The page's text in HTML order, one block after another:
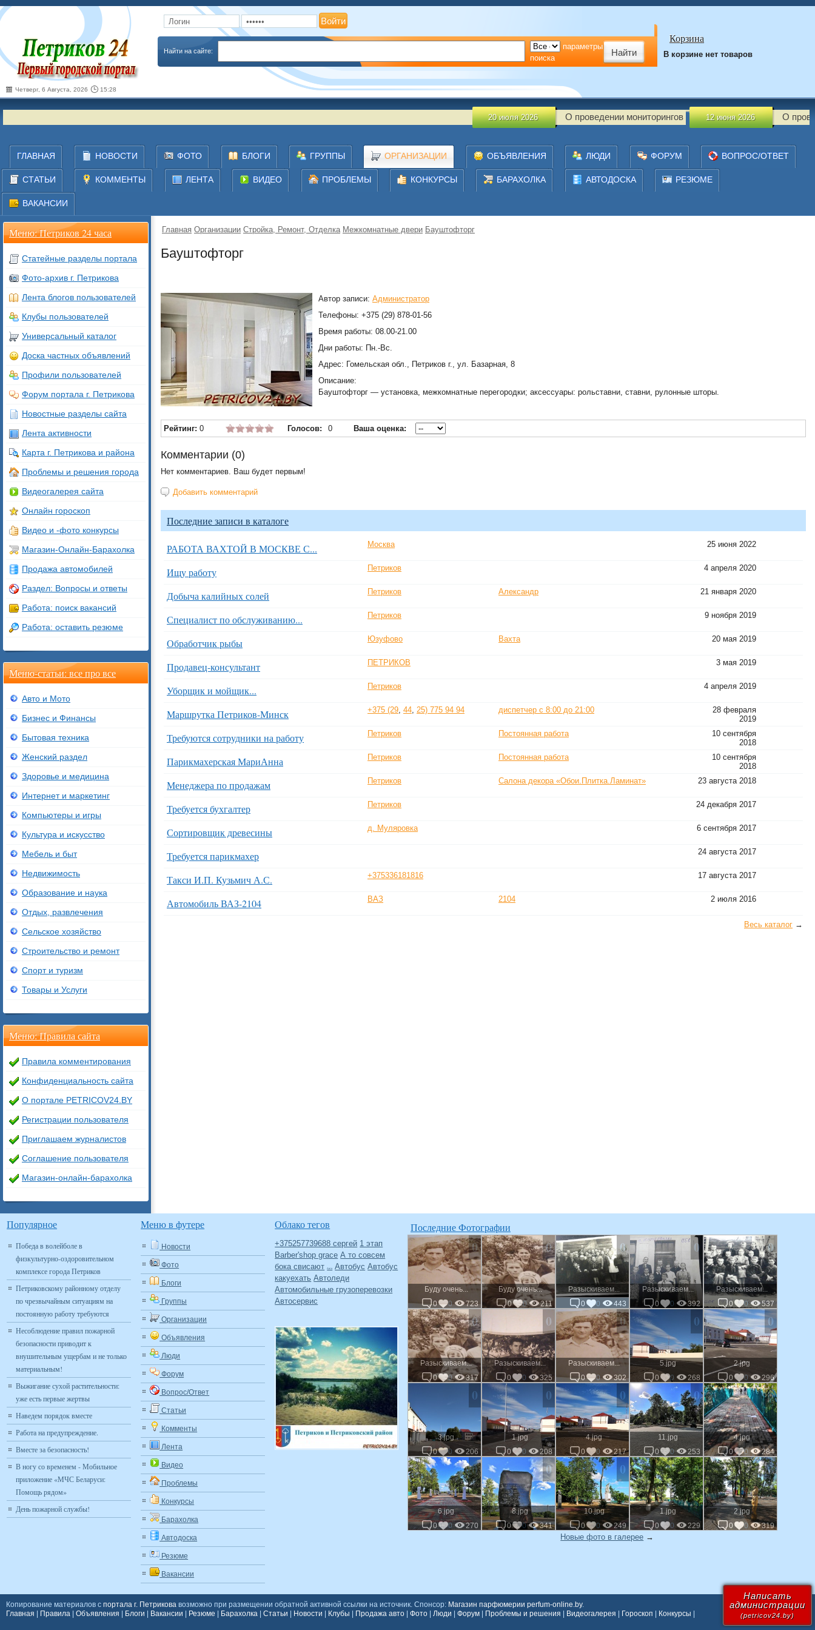
Запомнить Забыли пароль? Регистрация
Найти на сайте:
параметры
поиска
Написать
администрации
(petricov24.by)
Четверг, 6 Августа, 2026 15:28
Корзина
В корзине нет товаров
20 июля 2026 О проведении мониторингов 12 июня 2026 О проведении
ГЛАВНАЯ НОВОСТИ ФОТО БЛОГИ ГРУППЫ ОРГАНИЗАЦИИ ОБЪЯВЛЕНИЯ ЛЮДИ ФОРУМ ВОПРОС/ОТВЕТ
СТАТЬИ КОММЕНТЫ ЛЕНТА ВИДЕО ПРОБЛЕМЫ КОНКУРСЫ БАРАХОЛКА АВТОДОСКА РЕЗЮМЕ
ВАКАНСИИ
Главная Организации Стройка, Ремонт, Отделка Межкомнатные двери Бауштофторг
Бауштофторг
Автор записи: Администратор
Телефоны: +375 (29) 878-01-56
Время работы: 08.00-21.00
Дни работы: Пн.-Вс.
Адрес: Гомельская обл., Петриков г., ул. Базарная, 8
Описание:
Бауштофторг — установка, межкомнатные перегородки; аксессуары: рольставни, ставни, рулонные шторы.
Рейтинг: 0 Голосов: 0 Ваша оценка:
Комментарии (0)
Нет комментариев. Ваш будет первым!
Добавить комментарий
Последние записи в каталоге
РАБОТА ВАХТОЙ В МОСКВЕ С... Москва 25 июня 2022
Ищу работу Петриков 4 апреля 2020
Добыча калийных солей Петриков Александр 21 января 2020
Специалист по обслуживанию... Петриков 9 ноября 2019
Обработчик рыбы Юзуфово Вахта 20 мая 2019
Продавец-консультант ПЕТРИКОВ 3 мая 2019
Уборщик и мойщик... Петриков 4 апреля 2019
Маршрутка Петриков-Минск +375 (29, 44, 25) 775 94 94 диспетчер с 8:00 до 21:00
28 февраля
2019
Требуются сотрудники на работу Петриков Постоянная работа
10 сентября
2018
Парикмахерская МариАнна Петриков Постоянная работа
10 сентября
2018
Менеджера по продажам Петриков Салона декора «Обои.Плитка.Ламинат» 23 августа 2018
Требуется бухгалтер Петриков 24 декабря 2017
Сортировщик древесины д. Муляровка 6 сентября 2017
Требуется парикмахер 24 августа 2017
Такси И.П. Кузьмич А.С. +375336181816 17 августа 2017
Автомобиль ВАЗ-2104 ВАЗ 2104 2 июля 2016
Весь каталог →
Меню: Петриков 24 часа
Статейные разделы портала
Фото-архив г. Петрикова
Лента блогов пользователей
Клубы пользователей
Универсальный каталог
Доска частных объявлений
Профили пользователей
Форум портала г. Петрикова
Новостные разделы сайта
Лента активности
Карта г. Петрикова и района
Проблемы и решения города
Видеогалерея сайта
Онлайн гороскоп
Видео и -фото конкурсы
Магазин-Онлайн-Барахолка
Продажа автомобилей
Раздел: Вопросы и ответы
Работа: поиск вакансий
Работа: оставить резюме
Меню-статьи: все про все
Авто и Мото
Бизнес и Финансы
Бытовая техника
Женский раздел
Здоровье и медицина
Интернет и маркетинг
Компьютеры и игры
Культура и искусство
Мебель и быт
Недвижимость
Образование и наука
Отдых, развлечения
Сельское хозяйство
Строительство и ремонт
Спорт и туризм
Товары и Услуги
Меню: Правила сайта
Правила комментирования
Конфиденциальность сайта
О портале PETRICOV24.BY
Регистрации пользователя
Приглашаем журналистов
Соглашение пользователя
Магазин-онлайн-барахолка
Популярное
Победа в волейболе в
физкультурно-оздоровительном
комплексе города Петриков
Петриковскому районному отделу
по чрезвычайным ситуациям на
постоянную работу требуются
Несоблюдение правил пожарной
безопасности приводит к
внушительным ущербам и не только
материальным!
Выжигание сухой растительности:
уже есть первые жертвы
Наведем порядок вместе
Работа на предупреждение.
Вместе за безопасность!
В ногу со временем - Мобильное
приложение «МЧС Беларуси:
Помощь рядом»
День пожарной службы!
Меню в футере
Новости
Фото
Блоги
Группы
Организации
Объявления
Люди
Форум
Вопрос/Ответ
Статьи
Комменты
Лента
Видео
Проблемы
Конкурсы
Барахолка
Автодоска
Резюме
Вакансии
Облако тегов
+375257739688 сергей 1 этап
Barber'shop grace А то совсем
бока свисают
Авто Автобус Автобус
какуехать Автоледи
Автомобильные грузоперевозки
Автосервис
Последние Фотографии
0
Буду очень...
0
0 723
0
Буду очень...
0
0 211
0
Разыскиваем...
0
0 443
0
Разыскиваем...
0
0 392
0
Разыскиваем...
0
0 537
0
Разыскиваем...
0
0 317
0
Разыскиваем...
0
0 325
0
Разыскиваем...
0
0 302
0
5.jpg
0
0 268
0
2.jpg
0
0 296
0
3.jpg
0
0 206
0
1.jpg
0
0 208
0
4.jpg
0
0 217
0
11.jpg
0
0 253
0
4.jpg
0
0 284
0
6.jpg
0
0 270
0
8.jpg
0
0 341
0
10.jpg
0
0 249
0
1.jpg
0
0 229
0
2.jpg
0
0 319
Новые фото в галерее →
Копирование материалов с портала г. Петрикова возможно при размещении обратной активной ссылки на источник. Спонсор: Магазин парфюмерии perfum-online.by.
Главная
Правила Объявления Блоги Вакансии Резюме Барахолка Статьи Новости Клубы Продажа авто Фото Люди Форум Проблемы и решения Видеогалерея Гороскоп Конкурсы